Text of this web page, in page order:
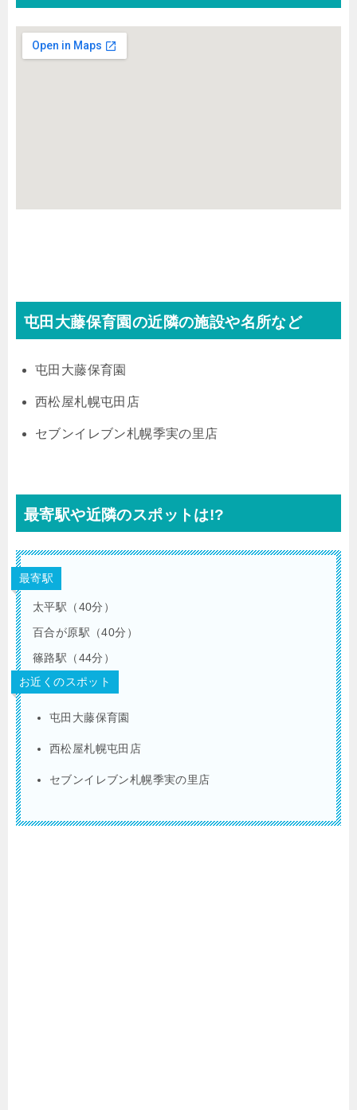
屯田大藤保育園の近隣の施設や名所など
屯田大藤保育園
西松屋札幌屯田店
セブンイレブン札幌季実の里店
最寄駅や近隣のスポットは!?
最寄駅
太平駅（40分）
百合が原駅（40分）
篠路駅（44分）
お近くのスポット
屯田大藤保育園
西松屋札幌屯田店
セブンイレブン札幌季実の里店